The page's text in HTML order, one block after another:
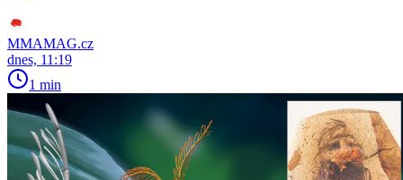
MMAMAG.cz
dnes, 11:19
1 min